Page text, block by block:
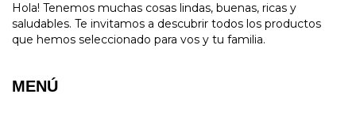
Hola! Tenemos muchas cosas lindas, buenas, ricas y
saludables. Te invitamos a descubrir todos los productos
que hemos seleccionado para vos y tu familia.
MENÚ